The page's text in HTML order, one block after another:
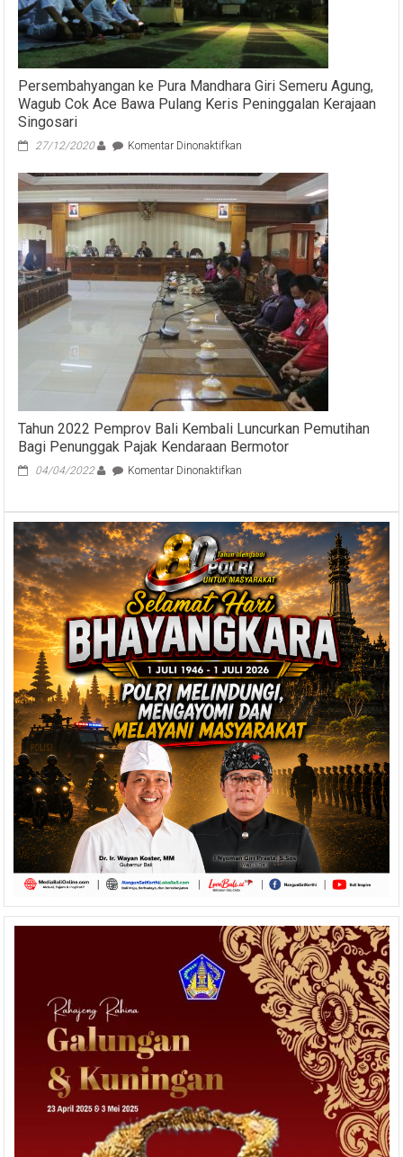
Persembahyangan ke Pura Mandhara Giri Semeru Agung,
Wagub Cok Ace Bawa Pulang Keris Peninggalan Kerajaan
Singosari
27/12/2020 Komentar Dinonaktifkan
ke
Pura
Mandhara
Giri
Semeru
Agung,
Wagub
Cok
Ace
Bawa
Pulang
Keris
Peninggalan
Kerajaan
Singosari
Tahun 2022 Pemprov Bali Kembali Luncurkan Pemutihan
Bagi Penunggak Pajak Kendaraan Bermotor
04/04/2022 Komentar Dinonaktifkan
Bali
Kembali
Luncurkan
Pemutihan
Bagi
Penunggak
Pajak
Kendaraan
Bermotor